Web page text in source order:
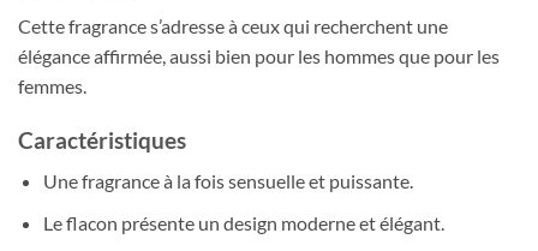
Cette fragrance s’adresse à ceux qui recherchent une
élégance affirmée, aussi bien pour les hommes que pour les
femmes.
Caractéristiques
Une fragrance à la fois sensuelle et puissante.
Le flacon présente un design moderne et élégant.